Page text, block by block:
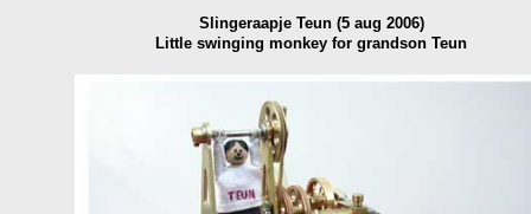
Slingeraapje Teun (5 aug 2006)
Little swinging monkey for grandson Teun